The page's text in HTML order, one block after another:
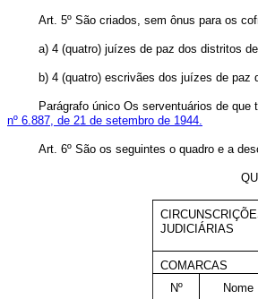
Art. 5º São criados, sem ônus para os
a) 4 (quatro) juízes de paz dos distritos
b) 4 (quatro) escrivães dos juízes de paz
Parágrafo único Os serventuários de que
nº 6.887, de 21 de setembro de 1944.
Art. 6º São os seguintes o quadro e a
JUDICIÁRIAS
COMARCAS
Nº
Nome